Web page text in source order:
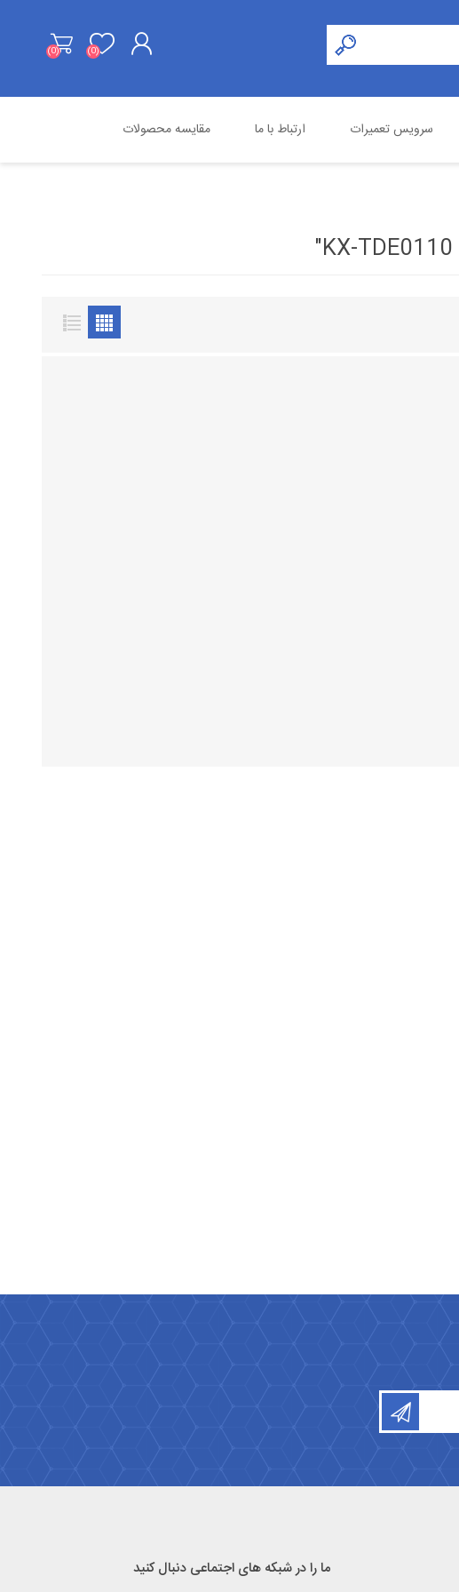
(0)
(0)
سرویس تعمیرات ارتباط با ما مقایسه محصولات
ما را در شبکه های اجتماعی دنبال کنید